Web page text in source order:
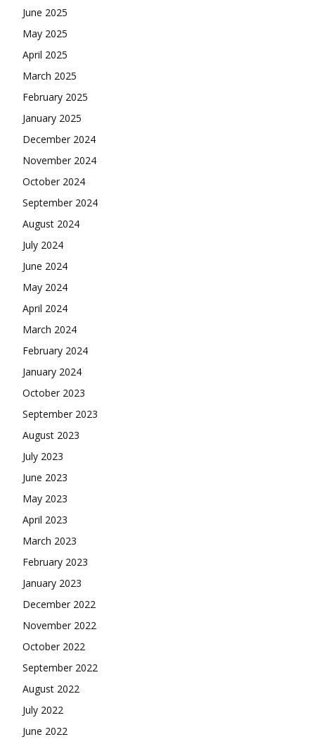
June 2025
May 2025
April 2025
March 2025
February 2025
January 2025
December 2024
November 2024
October 2024
September 2024
August 2024
July 2024
June 2024
May 2024
April 2024
March 2024
February 2024
January 2024
October 2023
September 2023
August 2023
July 2023
June 2023
May 2023
April 2023
March 2023
February 2023
January 2023
December 2022
November 2022
October 2022
September 2022
August 2022
July 2022
June 2022